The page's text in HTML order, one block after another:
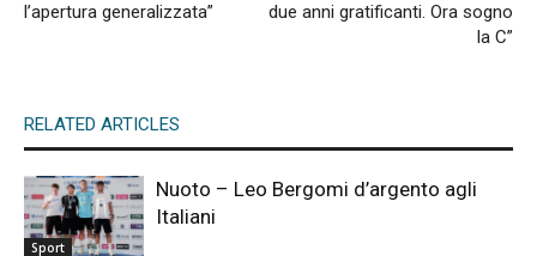
l’apertura generalizzata”
due anni gratificanti. Ora sogno
la C”
RELATED ARTICLES
Sport
Nuoto – Leo Bergomi d’argento agli
Italiani